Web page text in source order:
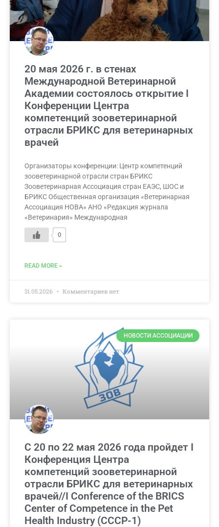
20 мая 2026 г. в стенах
Международной Ветеринарной
Академии состоялось открытие I
Конференции Центра
компетенций зооветеринарной
отрасли БРИКС для ветеринарных
врачей
Организаторы конференции: Центр компетенций
зооветеринарной отрасли стран БРИКС
Зооветеринарная Ассоциация стран ЕАЭС, ШОС и
БРИКС Общественная организация «Ветеринарная
Ассоциация НОВА» АНО «Редакция журнала
«Ветеринария» Международная
0
READ MORE »
31.05.2026 Комментариев нет
НОВОСТИ АССОЦИАЦИИ
С 20 по 22 мая 2026 года пройдет I
Конференция Центра
компетенций зооветеринарной
отрасли БРИКС для ветеринарных
врачей//I Conference of the BRICS
Center of Competence in the Pet
Health Industry (СССР-1)